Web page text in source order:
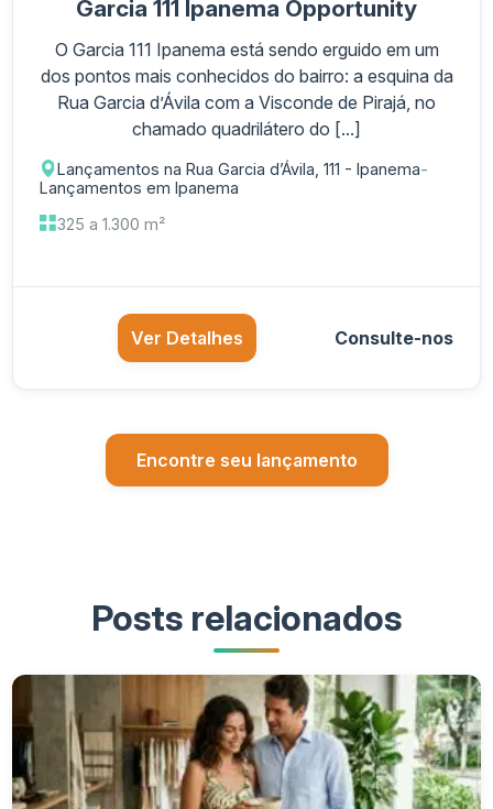
Garcia 111 Ipanema Opportunity
O Garcia 111 Ipanema está sendo erguido em um
dos pontos mais conhecidos do bairro: a esquina da
Rua Garcia d’Ávila com a Visconde de Pirajá, no
chamado quadrilátero do [...]
Lançamentos na Rua Garcia d’Ávila, 111 - Ipanema-
Lançamentos em Ipanema
325 a 1.300 m²
Ver Detalhes Consulte-nos
Encontre seu lançamento
Posts relacionados